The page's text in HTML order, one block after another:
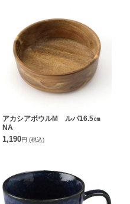
アカシアボウルM ルパ16.5㎝
NA
1,190円 (税込)